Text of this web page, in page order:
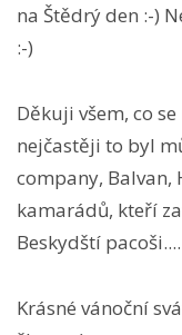
na Štědrý den :-)
:-)
Děkuji všem, co
nejčastěji to byl
company, Balvan,
kamarádů, kteří
Beskydští pacoši....
Krásné vánoční